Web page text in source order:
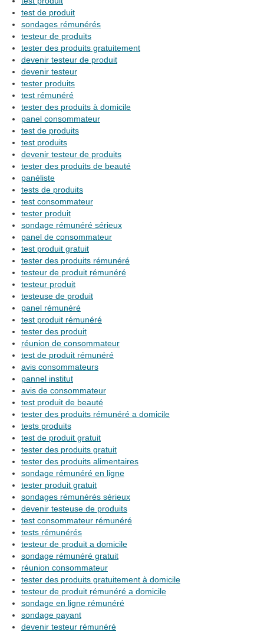
test de produit
sondages rémunérés
testeur de produits
tester des produits gratuitement
devenir testeur de produit
devenir testeur
tester produits
test rémunéré
tester des produits à domicile
panel consommateur
test de produits
test produits
devenir testeur de produits
tester des produits de beauté
panéliste
tests de produits
test consommateur
tester produit
sondage rémunéré sérieux
panel de consommateur
test produit gratuit
tester des produits rémunéré
testeur de produit rémunéré
testeur produit
testeuse de produit
panel rémunéré
test produit rémunéré
tester des produit
réunion de consommateur
test de produit rémunéré
avis consommateurs
pannel institut
avis de consommateur
test produit de beauté
tester des produits rémunéré a domicile
tests produits
test de produit gratuit
tester des produits gratuit
tester des produits alimentaires
sondage rémunéré en ligne
tester produit gratuit
sondages rémunérés sérieux
devenir testeuse de produits
test consommateur rémunéré
tests rémunérés
testeur de produit a domicile
sondage rémunéré gratuit
réunion consommateur
tester des produits gratuitement à domicile
testeur de produit rémunéré a domicile
sondage en ligne rémunéré
sondage payant
devenir testeur rémunéré